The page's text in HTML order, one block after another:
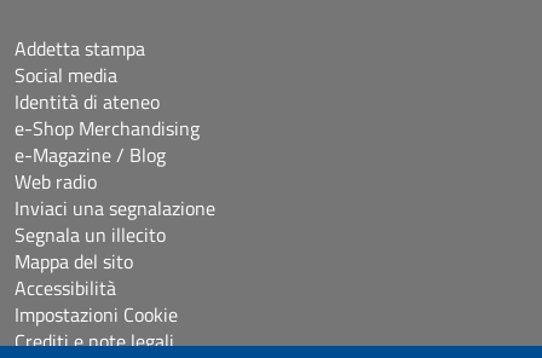
Addetta stampa
Social media
Identità di ateneo
e-Shop Merchandising
e-Magazine / Blog
Web radio
Inviaci una segnalazione
Segnala un illecito
Mappa del sito
Accessibilità
Impostazioni Cookie
Crediti e note legali